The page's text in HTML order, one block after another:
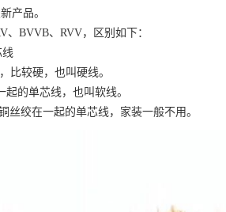
产品。
、BVVB、RVV，区别如下：
线
比较硬，也叫硬线。
的单芯线，也叫软线。
丝绞在一起的单芯线，家装一般不用。